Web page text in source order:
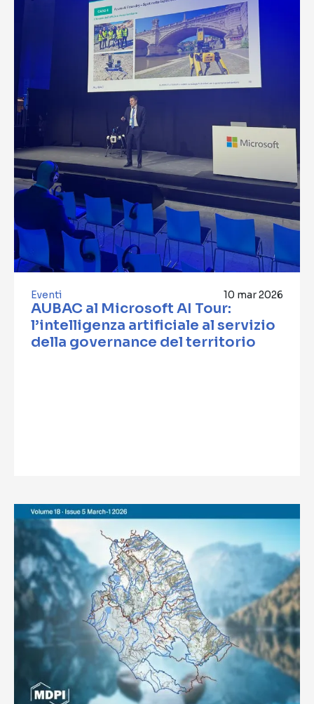
Eventi 10 mar 2026
AUBAC al Microsoft AI Tour:
l’intelligenza artificiale al servizio
della governance del territorio